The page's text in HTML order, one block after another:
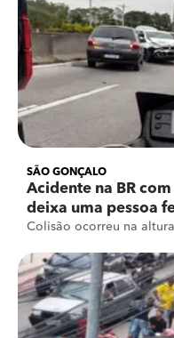
SÃO GONÇALO
Acidente na BR
deixa uma pessoa
Colisão ocorreu na